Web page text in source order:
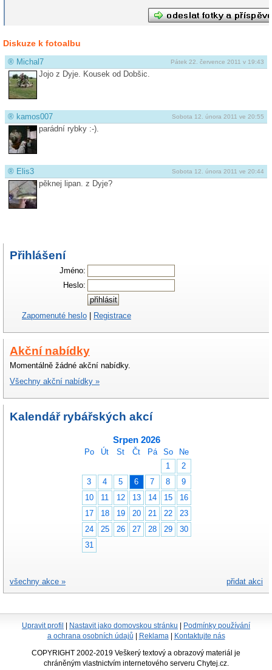
Diskuze k fotoalbu
Pátek 22. července 2011 v 19:43
® Michal7
Jojo z Dyje. Kousek od Dobšic.
Sobota 12. února 2011 ve 20:55
® kamos007
parádní rybky :-).
Sobota 12. února 2011 ve 20:44
® Elis3
pěknej lipan. z Dyje?
Přihlášení
Jméno:
Heslo:
Zapomenuté heslo Registrace
Akční nabídky
Momentálně žádné akční nabídky.
Všechny akční nabídky »
Kalendář rybářských akcí
Srpen 2026
Po Út St Čt Pá So
Ne
1
2
3
4 5 6 7 8
9
10
11 12 13 14 15
16
17
18 19 20 21 22
23
24
25 26 27 28 29
30
31
přidat akci
všechny akce »
Upravit profil Nastavit jako domovskou stránku
Podmínky používání
a ochrana osobních údajů
Reklama Kontaktujte nás
COPYRIGHT 2002-2019 Veškerý textový a obrazový materiál je
chráněným vlastnictvím internetového serveru Chytej.cz.